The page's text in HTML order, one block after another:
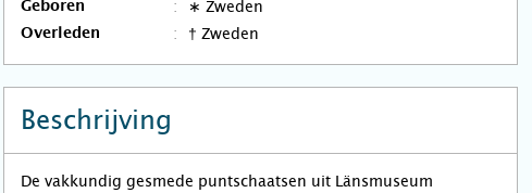
Geboren ∗ Zweden
Overleden † Zweden
Beschrijving
De vakkundig gesmede puntschaatsen uit Länsmuseum